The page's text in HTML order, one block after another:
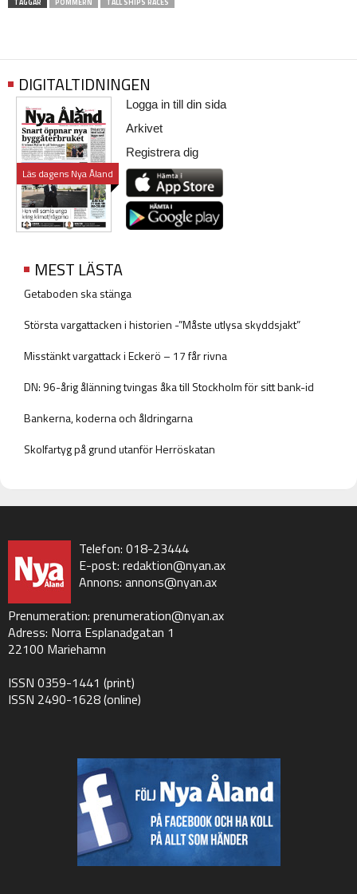
DIGITALTIDNINGEN
Läs dagens Nya Åland
Logga in till din sida
Arkivet
Registrera dig
MEST LÄSTA
Getaboden ska stänga
Största vargattacken i historien -”Måste utlysa skyddsjakt”
Misstänkt vargattack i Eckerö – 17 får rivna
DN: 96-årig ålänning tvingas åka till Stockholm för sitt bank-id
Bankerna, koderna och åldringarna
Skolfartyg på grund utanför Herröskatan
Telefon: 018-23444
E-post: redaktion@nyan.ax
Annons: annons@nyan.ax
Prenumeration: prenumeration@nyan.ax
Adress: Norra Esplanadgatan 1
22100 Mariehamn
ISSN 0359-1441 (print)
ISSN 2490-1628 (online)